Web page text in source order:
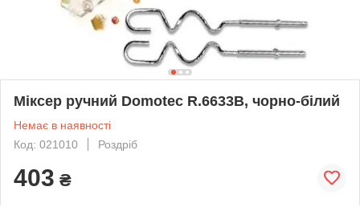
Міксер ручний Domotec R.6633B, чорно-білий
Немає в наявності
Код: 021010
Роздріб
403 ₴